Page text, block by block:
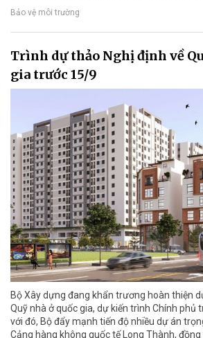
Bảo vệ môi trường
Trình dự thảo Nghị định về
gia trước 15/9
Bộ Xây dựng đang khẩn trương hoàn thiện
Quỹ nhà ở quốc gia, dự kiến trình Chính phủ
với đó, Bộ đẩy mạnh tiến độ nhiều dự án
Cảng hàng không quốc tế Long Thành,